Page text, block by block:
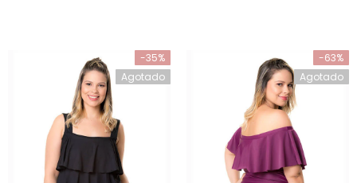
-35%
Agotado
-63%
Agotado